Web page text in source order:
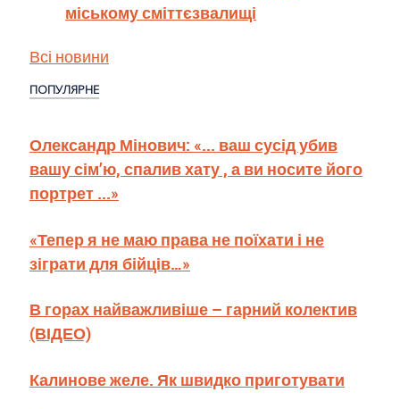
міському сміттєзвалищі
Всі новини
ПОПУЛЯРНЕ
Олександр Мінович: «... ваш сусід убив
вашу сім’ю, спалив хату , а ви носите його
портрет ...»
«Тепер я не маю права не поїхати і не
зіграти для бійців…»
В горах найважливіше – гарний колектив
(ВІДЕО)
Калинове желе. Як швидко приготувати